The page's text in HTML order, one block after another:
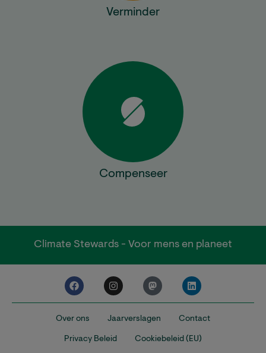
Verminder
Compenseer
Climate Stewards - Voor mens en planeet
Over ons Jaarverslagen Contact
Privacy Beleid Cookiebeleid (EU)